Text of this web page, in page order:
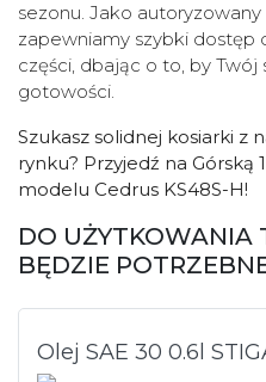
sezonu. Jako
zapewniamy szybki dostęp
części, dbając o to, by Twój
gotowości.
Szukasz solidnej kosiarki z
rynku? Przyjedź na
modelu Cedrus KS48S-H!
DO UŻYTKOWANIA
BĘDZIE
Olej SAE 30 0.6l